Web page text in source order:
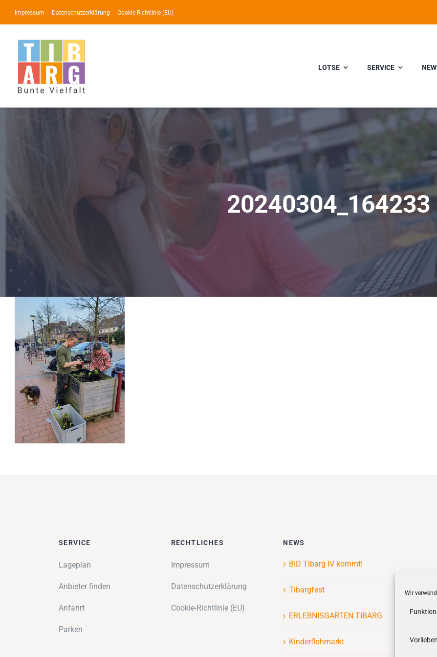
Wir
Vorlieben
Inhalt
springen
Impressum Datenschutzerklärung Cookie-Richtlinie (EU)
LOTSE SERVICE
20240304_164233
SERVICE
Lageplan
Anbieter finden
Anfahrt
Parken
RECHTLICHES
Impressum
Datenschutzerklärung
Cookie-Richtlinie (EU)
NEWS
BID Tibarg IV kommt!
Tibargfest
ERLEBNISGARTEN TIBARG
Kinderflohmarkt